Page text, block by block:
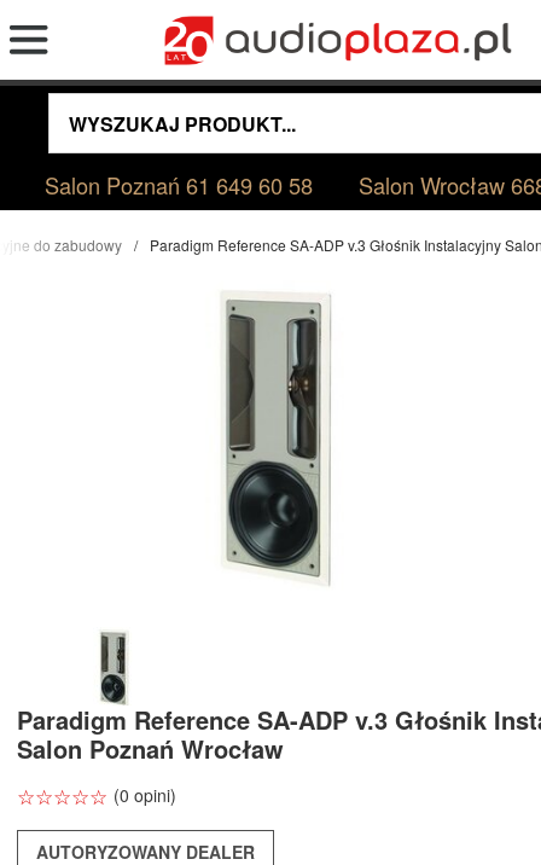
Salon Poznań61 649 60 58 Salon Wrocław
do zabudowy Paradigm Reference SA-ADP v.3 Głośnik Instalacyjny
Paradigm Reference SA-ADP v.3 Głośnik
Salon Poznań Wrocław
☆☆☆☆☆
★★★★★ (0 opini)
AUTORYZOWANY DEALER